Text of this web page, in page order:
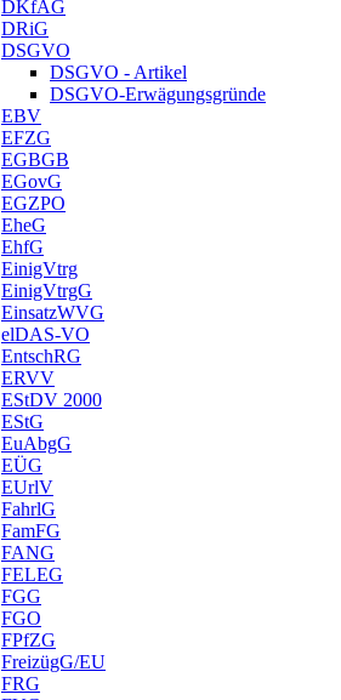
DKfAG
DRiG
DSGVO
DSGVO - Artikel
DSGVO-Erwägungsgründe
EBV
EFZG
EGBGB
EGovG
EGZPO
EheG
EhfG
EinigVtrg
EinigVtrgG
EinsatzWVG
elDAS-VO
EntschRG
ERVV
EStDV 2000
EStG
EuAbgG
EÜG
EUrlV
FahrlG
FamFG
FANG
FELEG
FGG
FGO
FPfZG
FreizügG/EU
FRG